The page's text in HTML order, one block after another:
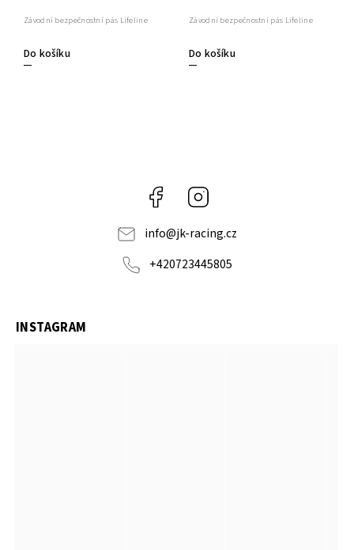
Do košíku
Závodní bezpečnostní pás Lifeline
Do košíku
Závodní bezpečnostní pás Lifeline
Facebook
info@jk-racing.cz
+420723445805
INSTAGRAM